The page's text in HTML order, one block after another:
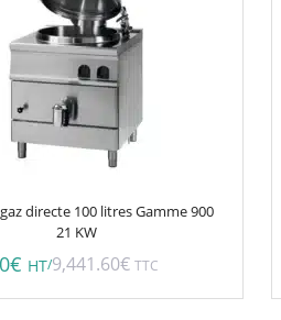
directe 100 litres Gamme 900
21 KW
€ HT/9,441.60€ TTC